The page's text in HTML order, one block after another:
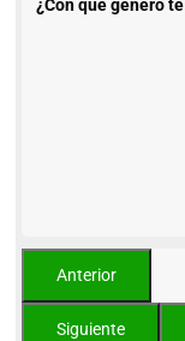
¿Con qué género